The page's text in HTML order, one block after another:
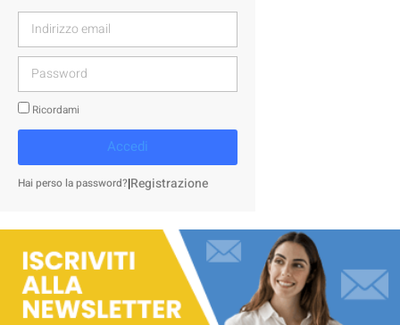
Ricordami
Accedi
Hai perso la password?|Registrazione